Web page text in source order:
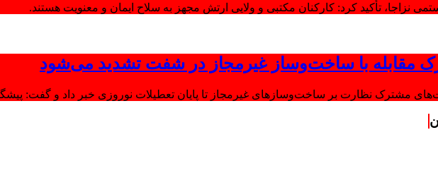
با ساخت‌وساز غیرمجاز در شفت تشدید می‌شود
مشترک نظارت بر ساخت‌وسازهای غیرمجاز تا پایان تعطیلات نوروزی خبر داد و گفت: